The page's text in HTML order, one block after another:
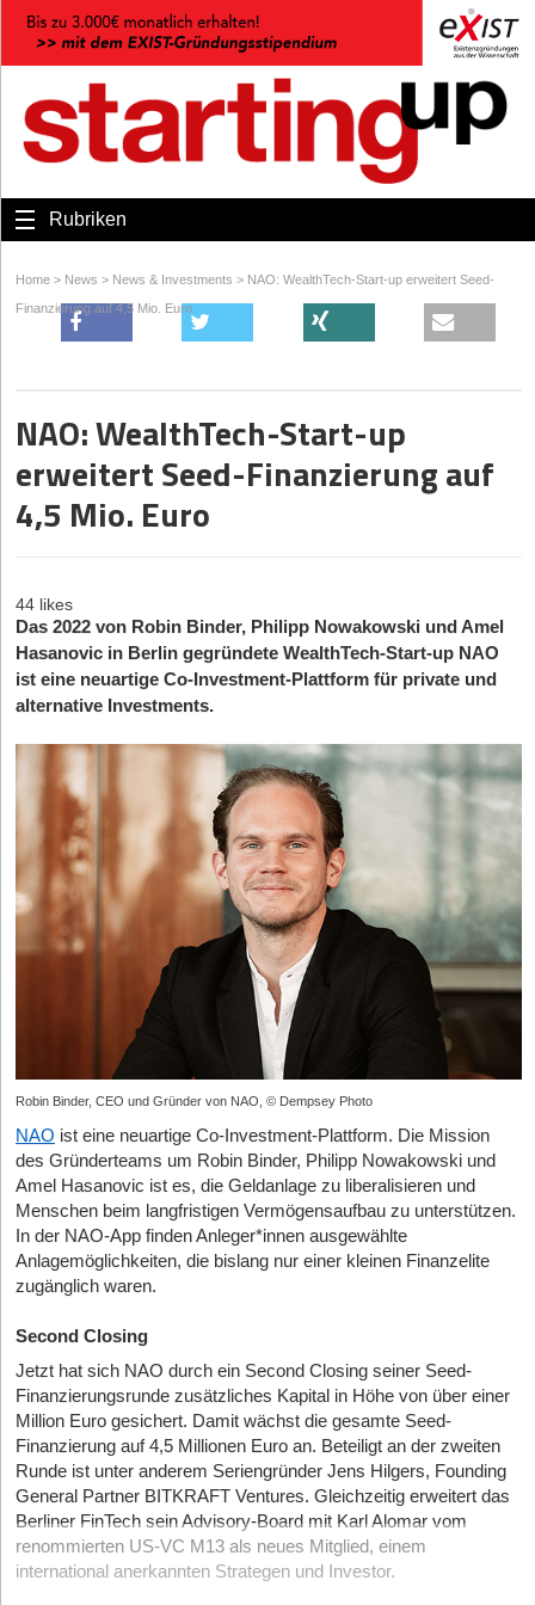
Rubriken
Home > News > News & Investments > NAO: WealthTech-Start-up erweitert Seed-
Finanzierung auf 4,5 Mio. Euro
NAO: WealthTech-Start-up
erweitert Seed-Finanzierung auf
4,5 Mio. Euro
44 likes
Das 2022 von Robin Binder, Philipp Nowakowski und Amel
Hasanovic in Berlin gegründete WealthTech-Start-up NAO
ist eine neuartige Co-Investment-Plattform für private und
alternative Investments.
Robin Binder, CEO und Gründer von NAO, © Dempsey Photo
NAO ist eine neuartige Co-Investment-Plattform. Die Mission
des Gründerteams um Robin Binder, Philipp Nowakowski und
Amel Hasanovic ist es, die Geldanlage zu liberalisieren und
Menschen beim langfristigen Vermögensaufbau zu unterstützen.
In der NAO-App finden Anleger*innen ausgewählte
Anlagemöglichkeiten, die bislang nur einer kleinen Finanzelite
zugänglich waren.
Second Closing
Jetzt hat sich NAO durch ein Second Closing seiner Seed-
Finanzierungsrunde zusätzliches Kapital in Höhe von über einer
Million Euro gesichert. Damit wächst die gesamte Seed-
Finanzierung auf 4,5 Millionen Euro an. Beteiligt an der zweiten
Runde ist unter anderem Seriengründer Jens Hilgers, Founding
General Partner BITKRAFT Ventures. Gleichzeitig erweitert das
Berliner FinTech sein Advisory-Board mit Karl Alomar vom
renommierten US-VC M13 als neues Mitglied, einem
international anerkannten Strategen und Investor.